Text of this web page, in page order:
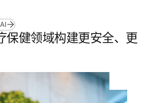
保健领域构建更安全、更